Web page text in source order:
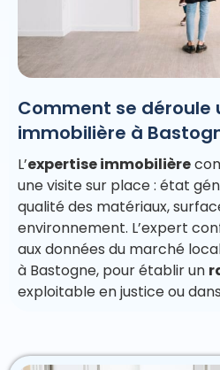
Comment se déroule
immobilière à
L’expertise immobilière
une visite sur place : état
qualité des matériaux,
environnement. L’expert
aux données du marché
à Bastogne, pour établir un
exploitable en justice ou